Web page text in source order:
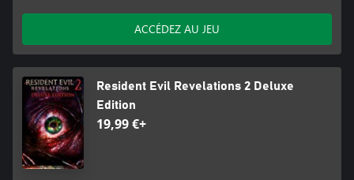
ACCÉDEZ AU JEU
Resident Evil Revelations 2 Deluxe
Edition
19,99 €+